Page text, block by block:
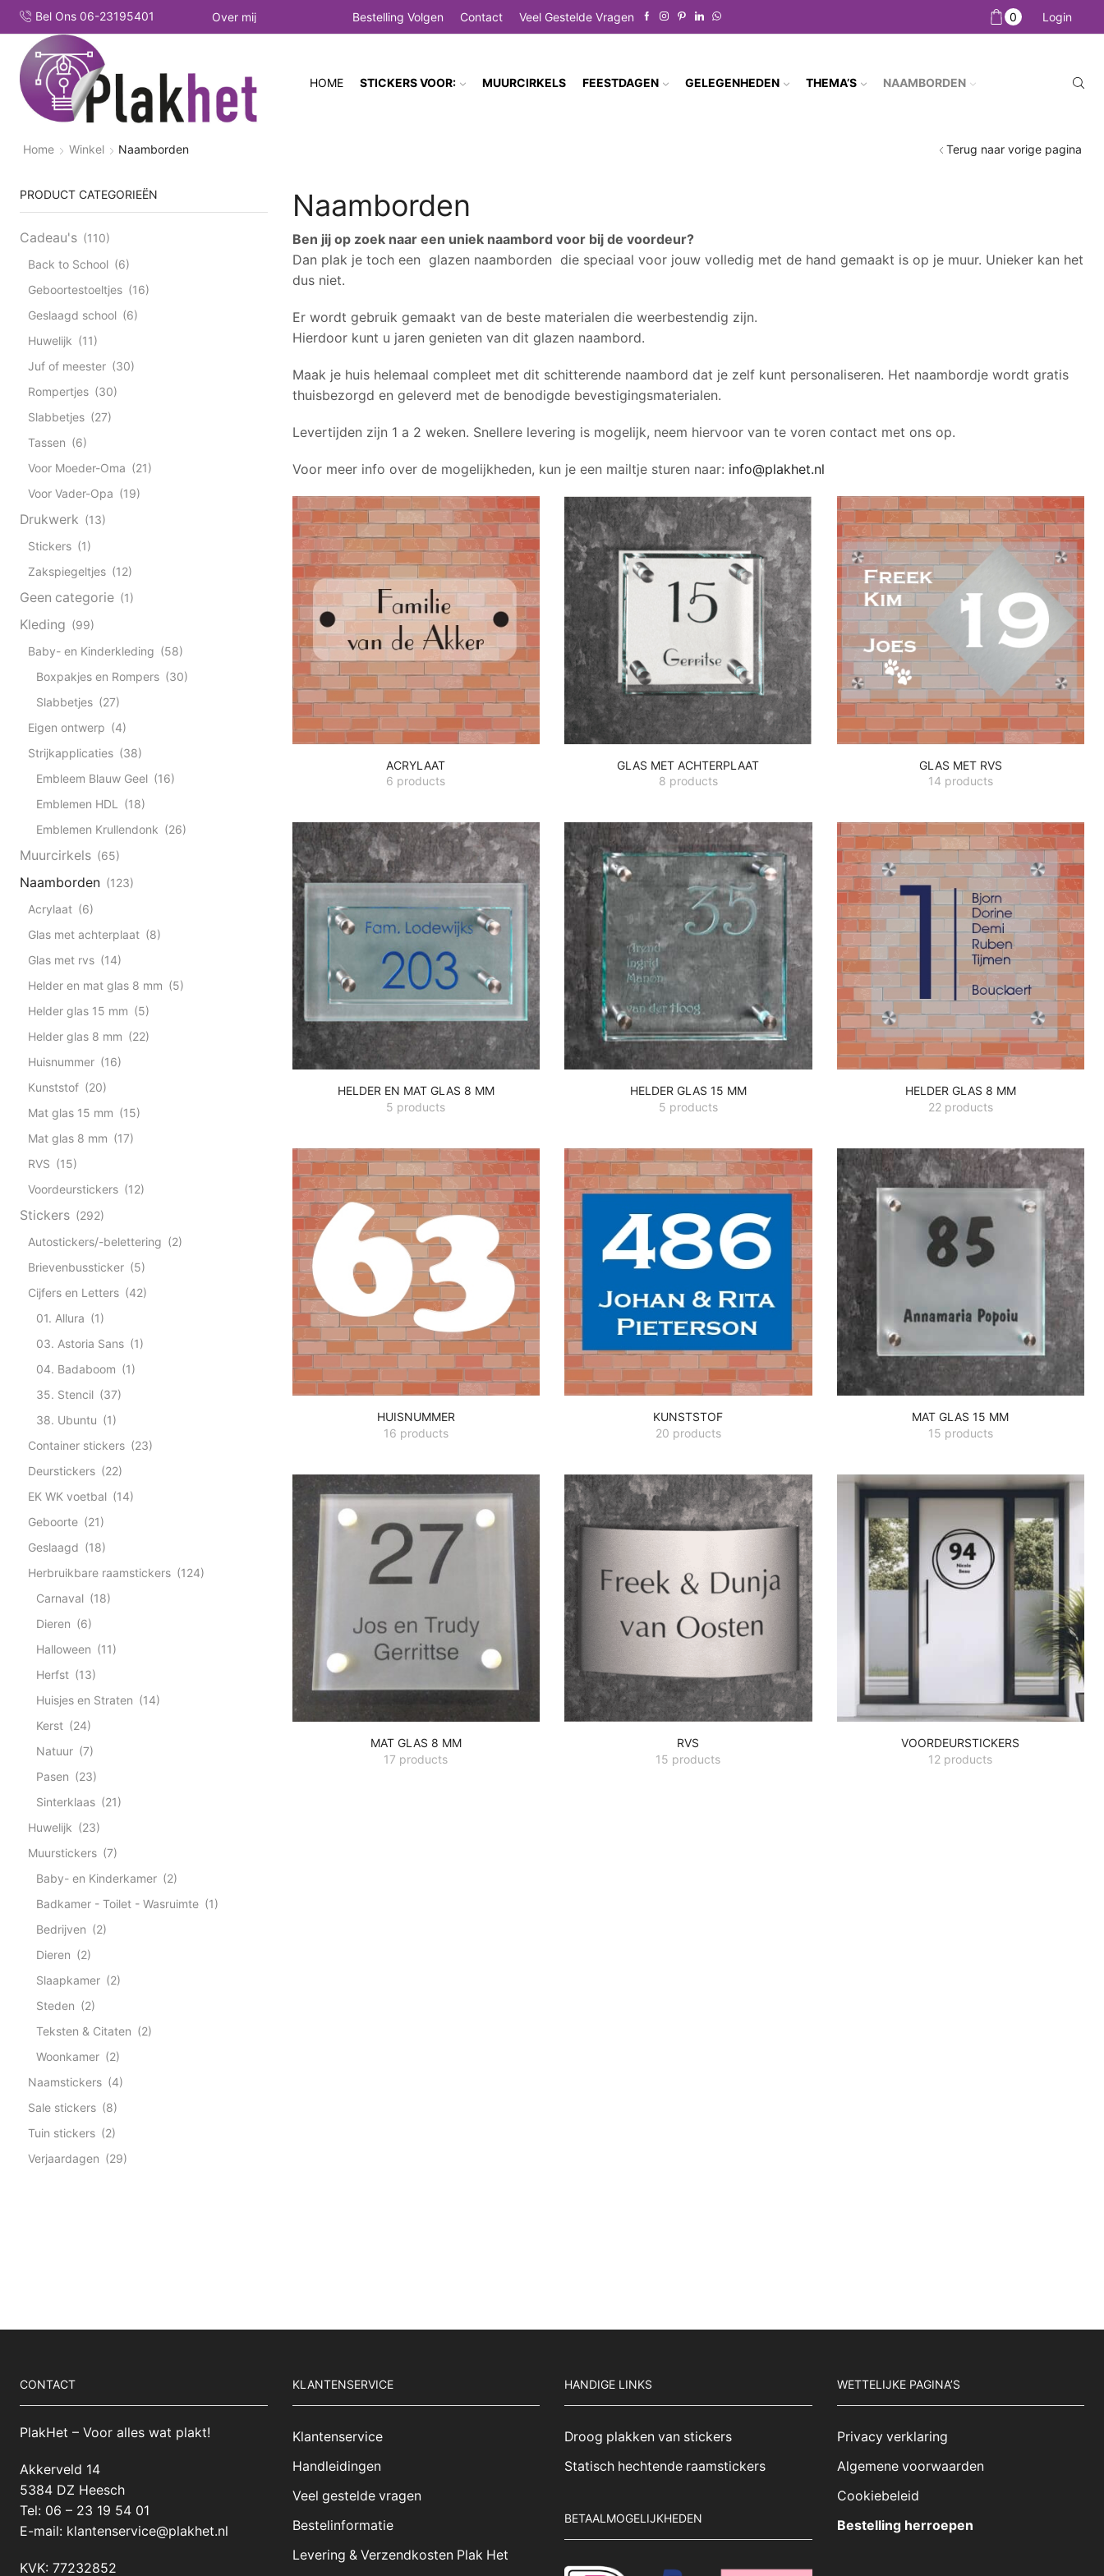
Bel Ons 06-23195401 Over mij Bestelling Volgen Contact Veel Gestelde Vragen 0 Login
HOME STICKERS VOOR: MUURCIRKELS FEESTDAGEN GELEGENHEDEN THEMA’S NAAMBORDEN
Home Winkel Naamborden Terug naar vorige pagina
Naamborden
Ben jij op zoek naar een uniek naambord voor bij de voordeur?
Dan plak je toch een glazen naamborden die speciaal voor jouw volledig met de hand gemaakt is op je muur. Unieker kan het
dus niet.
Er wordt gebruik gemaakt van de beste materialen die weerbestendig zijn.
Hierdoor kunt u jaren genieten van dit glazen naambord.
Maak je huis helemaal compleet met dit schitterende naambord dat je zelf kunt personaliseren. Het naambordje wordt gratis
thuisbezorgd en geleverd met de benodigde bevestigingsmaterialen.
Levertijden zijn 1 a 2 weken. Snellere levering is mogelijk, neem hiervoor van te voren contact met ons op.
Voor meer info over de mogelijkheden, kun je een mailtje sturen naar: info@plakhet.nl
ACRYLAAT
6 products
GLAS MET ACHTERPLAAT
8 products
GLAS MET RVS
14 products
HELDER EN MAT GLAS 8 MM
5 products
HELDER GLAS 15 MM
5 products
HELDER GLAS 8 MM
22 products
HUISNUMMER
16 products
KUNSTSTOF
20 products
MAT GLAS 15 MM
15 products
MAT GLAS 8 MM
17 products
RVS
15 products
VOORDEURSTICKERS
12 products
PRODUCT CATEGORIEËN
Cadeau's (110)
Back to School (6)
Geboortestoeltjes (16)
Geslaagd school (6)
Huwelijk (11)
Juf of meester (30)
Rompertjes (30)
Slabbetjes (27)
Tassen (6)
Voor Moeder-Oma (21)
Voor Vader-Opa (19)
Drukwerk (13)
Stickers (1)
Zakspiegeltjes (12)
Geen categorie (1)
Kleding (99)
Baby- en Kinderkleding (58)
Boxpakjes en Rompers (30)
Slabbetjes (27)
Eigen ontwerp (4)
Strijkapplicaties (38)
Embleem Blauw Geel (16)
Emblemen HDL
(18)
Emblemen Krullendonk (26)
Muurcirkels (65)
Naamborden (123)
Acrylaat (6)
Glas met achterplaat (8)
Glas met rvs (14)
Helder en mat glas 8 mm (5)
Helder glas 15 mm (5)
Helder glas 8 mm (22)
Huisnummer (16)
Kunststof (20)
Mat glas 15 mm (15)
Mat glas 8 mm (17)
RVS (15)
Voordeurstickers (12)
Stickers (292)
Autostickers/-belettering (2)
Brievenbussticker (5)
Cijfers en Letters (42)
01. Allura (1)
03. Astoria Sans (1)
04. Badaboom (1)
35. Stencil (37)
38. Ubuntu (1)
Container stickers (23)
Deurstickers (22)
EK WK voetbal (14)
Geboorte (21)
Geslaagd (18)
Herbruikbare raamstickers (124)
Carnaval (18)
Dieren (6)
Halloween (11)
Herfst (13)
Huisjes en Straten (14)
Kerst (24)
Natuur (7)
Pasen (23)
Sinterklaas (21)
Huwelijk (23)
Muurstickers (7)
Baby- en Kinderkamer (2)
Badkamer - Toilet - Wasruimte (1)
Bedrijven (2)
Dieren (2)
Slaapkamer (2)
Steden (2)
Teksten & Citaten (2)
Woonkamer (2)
Naamstickers (4)
Sale stickers (8)
Tuin stickers (2)
Verjaardagen (29)
CONTACT
PlakHet – Voor alles wat plakt!
Akkerveld 14
5384 DZ Heesch
Tel: 06 – 23 19 54 01
E-mail: klantenservice@plakhet.nl
KVK: 77232852
KLANTENSERVICE
Klantenservice
Handleidingen
Veel gestelde vragen
Bestelinformatie
Levering & Verzendkosten Plak Het
HANDIGE LINKS
Droog plakken van stickers
Statisch hechtende raamstickers
BETAALMOGELIJKHEDEN
WETTELIJKE PAGINA’S
Privacy verklaring
Algemene voorwaarden
Cookiebeleid
Bestelling herroepen